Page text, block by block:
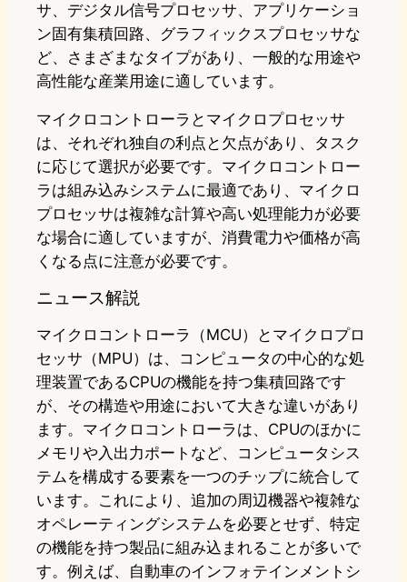
サ、デジタル信号プロセッサ、アプリケーショ
ン固有集積回路、グラフィックスプロセッサな
ど、さまざまなタイプがあり、一般的な用途や
高性能な産業用途に適しています。
マイクロコントローラとマイクロプロセッサ
は、それぞれ独自の利点と欠点があり、タスク
に応じて選択が必要です。マイクロコントロー
ラは組み込みシステムに最適であり、マイクロ
プロセッサは複雑な計算や高い処理能力が必要
な場合に適していますが、消費電力や価格が高
くなる点に注意が必要です。
ニュース解説
マイクロコントローラ（MCU）とマイクロプロ
セッサ（MPU）は、コンピュータの中心的な処
理装置であるCPUの機能を持つ集積回路です
が、その構造や用途において大きな違いがあり
ます。マイクロコントローラは、CPUのほかに
メモリや入出力ポートなど、コンピュータシス
テムを構成する要素を一つのチップに統合して
います。これにより、追加の周辺機器や複雑な
オペレーティングシステムを必要とせず、特定
の機能を持つ製品に組み込まれることが多いで
す。例えば、自動車のインフォテインメントシ